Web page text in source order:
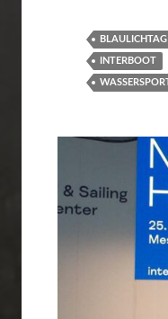
BLAULICHTAG
INTERBOOT